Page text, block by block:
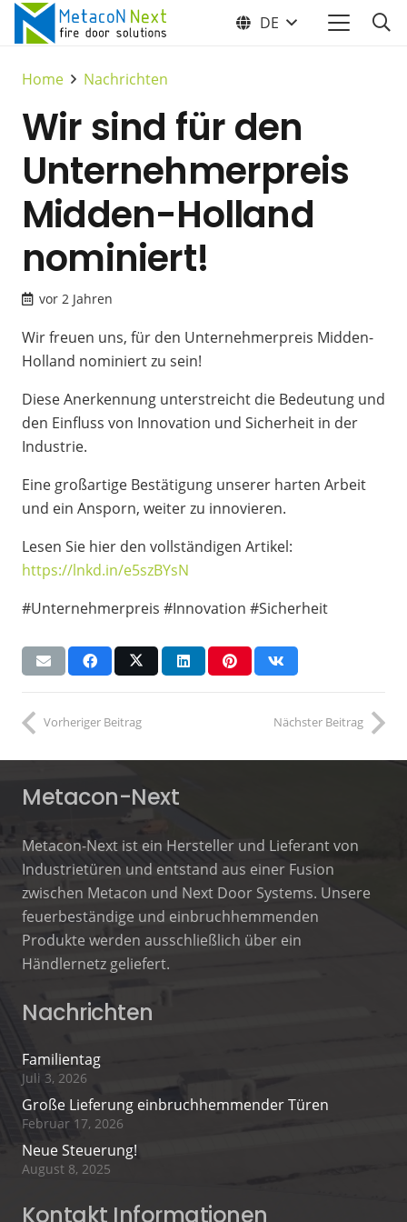
DE
Home Nachrichten
Wir sind für den
Unternehmerpreis
Midden-Holland
nominiert!
vor 2 Jahren
Wir freuen uns, für den Unternehmerpreis Midden-
Holland nominiert zu sein!
Diese Anerkennung unterstreicht die Bedeutung und
den Einfluss von Innovation und Sicherheit in der
Industrie.
Eine großartige Bestätigung unserer harten Arbeit
und ein Ansporn, weiter zu innovieren.
Lesen Sie hier den vollständigen Artikel:
https://lnkd.in/e5szBYsN
#Unternehmerpreis #Innovation #Sicherheit
Vorheriger Beitrag Nächster Beitrag
Metacon-Next
Metacon-Next ist ein Hersteller und Lieferant von
Industrietüren und entstand aus einer Fusion
zwischen Metacon und Next Door Systems. Unsere
feuerbeständige und einbruchhemmenden
Produkte werden ausschließlich über ein
Händlernetz geliefert.
Nachrichten
Familientag
Juli 3, 2026
Große Lieferung einbruchhemmender Türen
Februar 17, 2026
Neue Steuerung!
August 8, 2025
Kontakt Informationen